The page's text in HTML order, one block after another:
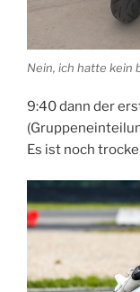
Nein, ich hatte kein
9:40 dann der
Es ist noch